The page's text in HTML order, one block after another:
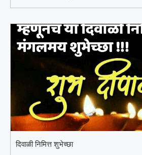
दिवाळी निमित्त शुभेच्छा